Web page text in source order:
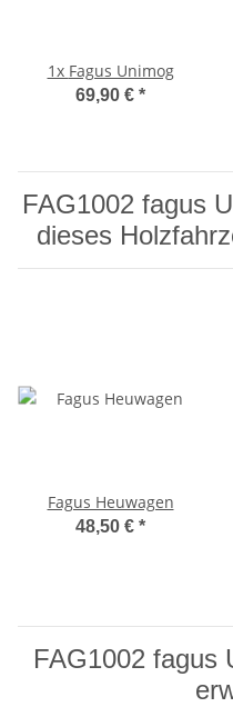
1x Fagus Unimog
69,90 € *
FAG1002 fagus
dieses
Fagus Heuwagen
48,50 € *
FAG1002 fagus